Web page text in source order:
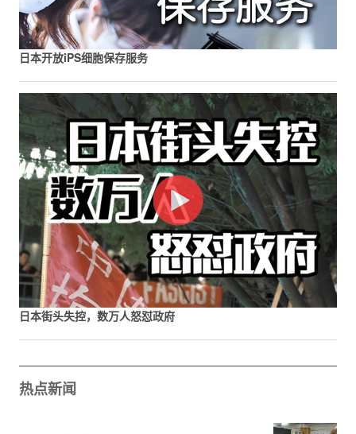
日本开放iPS细胞保存服务
日本街头失控，数万人怒怼政府
热点新闻